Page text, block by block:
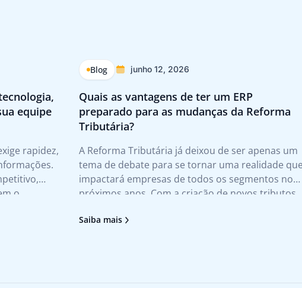
equipe
rapidez,
o
se
Blog junho 12, 2026
Quais as vantagens de ter um ERP
preparado para as mudanças da Reforma
Tributária?
A Reforma Tributária já deixou de ser apenas um
tema de debate para se tornar uma realidade que
impactará empresas de todos os segmentos nos
próximos anos. Com a criação de novos tributos,
exigências fiscais, as organizações precisarão
Saiba mais